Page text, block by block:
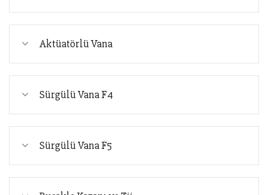
Aktüatörlü Vana
Sürgülü Vana F4
Sürgülü Vana F5